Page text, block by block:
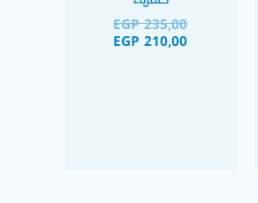
EGP235,00
EGP 210,00